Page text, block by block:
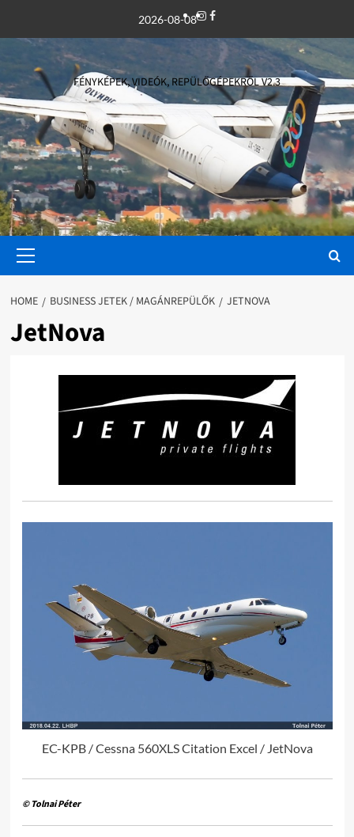
content
2026-08-08Instagram
Facebook
FÉNYKÉPEK, VIDEÓK, REPÜLŐGÉPEKRŐL V2.3
Menu
HOME BUSINESS JETEK / MAGÁNREPÜLŐK JETNOVA
JetNova
EC-KPB / Cessna 560XLS Citation Excel / JetNova
© Tolnai Péter